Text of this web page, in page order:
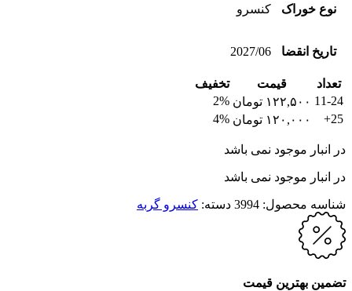
نوع خوراک کنسرو
تاریخ انقضا 2027/06
تعداد قیمت
تخفیف
11-24 ۱۲۲,۵۰۰ تومان 2%
25+
۱۲۰,۰۰۰ تومان 4%
در انبار موجود نمی باشد
در انبار موجود نمی باشد
شناسه محصول: 3994 دسته: کنسرو گربه
تضمین بهترین قیمت